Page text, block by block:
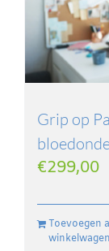
Grip op
€299,00
Toevoegen
winkelwagen